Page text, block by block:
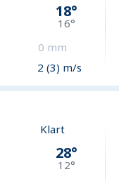
18°
16°
0 mm
2 (3) m/s
Klart
28°
12°